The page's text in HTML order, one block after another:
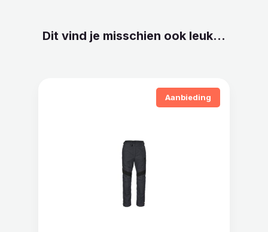
Dit vind je misschien ook leuk...
Aanbieding